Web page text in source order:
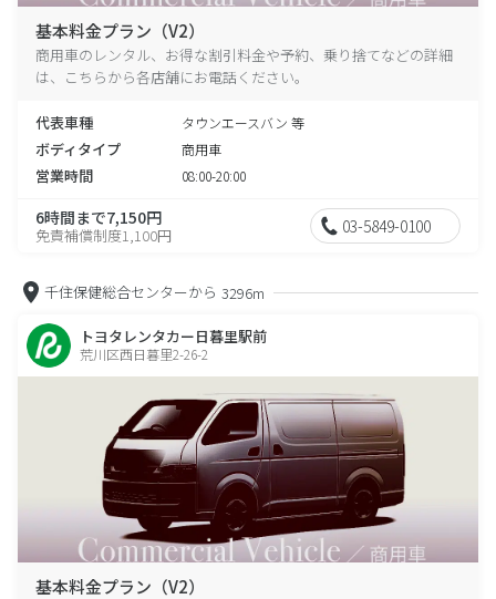
基本料金プラン（V2）
商用車のレンタル、お得な割引料金や予約、乗り捨てなどの詳細
は、こちらから各店舗にお電話ください。
代表車種 タウンエースバン 等
ボディタイプ 商用車
営業時間 08:00-20:00
6時間まで7,150円
免責補償制度1,100円 03-5849-0100
千住保健総合センターから 3296m
トヨタレンタカー日暮里駅前
荒川区西日暮里2-26-2
基本料金プラン（V2）